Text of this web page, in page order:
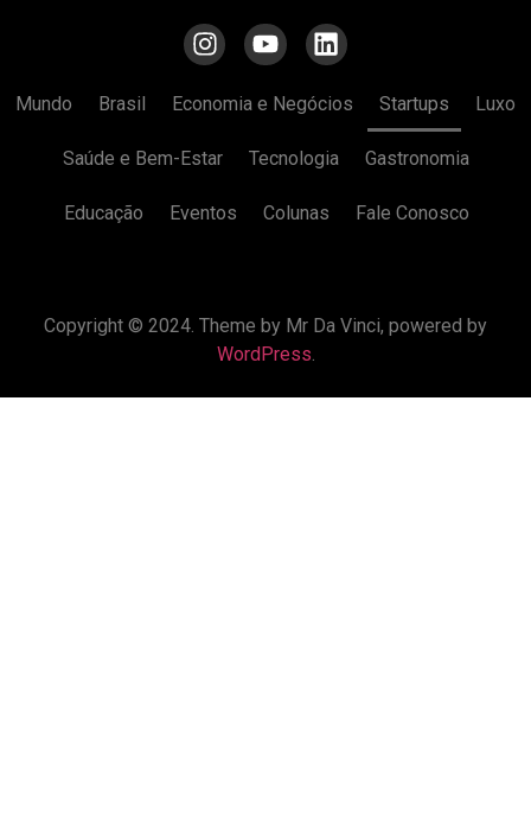
Mundo Brasil Economia e Negócios Startups Luxo
Saúde e Bem-Estar Tecnologia Gastronomia
Educação Eventos Colunas Fale Conosco
Copyright © 2024. Theme by Mr Da Vinci, powered by
WordPress.